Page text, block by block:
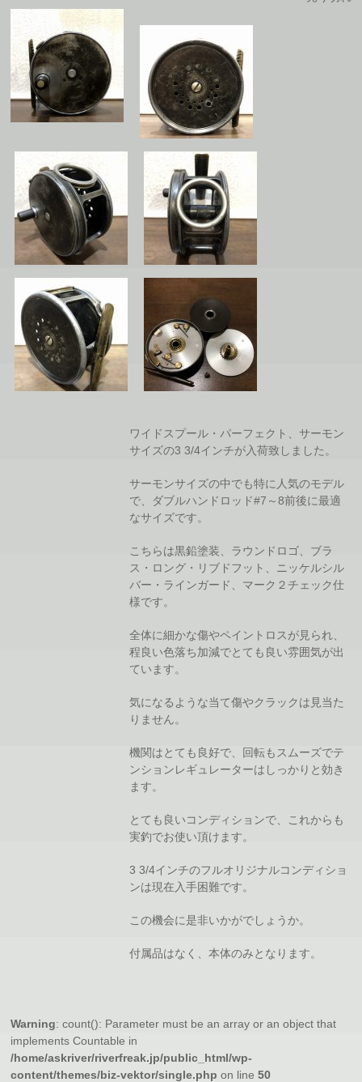
ワイドスプール・パーフェクト、サーモン
サイズの3 3/4インチが入荷致しました。
サーモンサイズの中でも特に人気のモデル
で、ダブルハンドロッド#7～8前後に最適
なサイズです。
こちらは黒鉛塗装、ラウンドロゴ、ブラ
ス・ロング・リブドフット、ニッケルシル
バー・ラインガード、マーク２チェック仕
様です。
全体に細かな傷やペイントロスが見られ、
程良い色落ち加減でとても良い雰囲気が出
ています。
気になるような当て傷やクラックは見当た
りません。
機関はとても良好で、回転もスムーズでテ
ンションレギュレーターはしっかりと効き
ます。
とても良いコンディションで、これからも
実釣でお使い頂けます。
3 3/4インチのフルオリジナルコンディショ
ンは現在入手困難です。
この機会に是非いかがでしょうか。
付属品はなく、本体のみとなります。
Warning: count(): Parameter must be an array or an object that
implements Countable in
/home/askriver/riverfreak.jp/public_html/wp-
content/themes/biz-vektor/single.php on line50